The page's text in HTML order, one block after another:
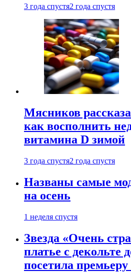
3 года спустя2 года спустя
Мясников
как восполнить
витамина D зимой
3 года спустя2 года спустя
Названы самые
на осень
1 неделя спустя
Звезда «Очень
платье с декольте
посетила